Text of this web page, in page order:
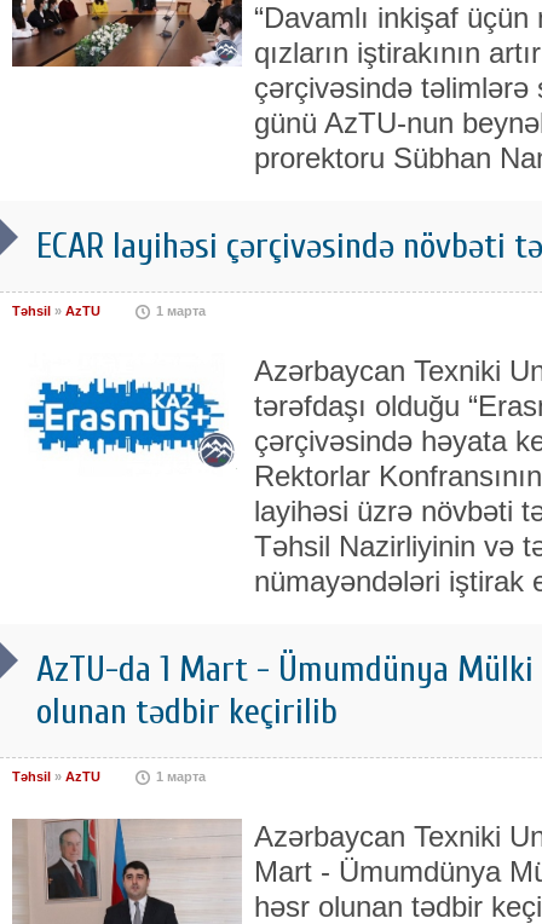
“Davamlı inkişaf
qızların iştirakının
çərçivəsində
günü AzTU-nun
prorektoru Sübhan
ECAR layihəsi çərçivəsində növbəti
Təhsil » AzTU 1 марта
Azərbaycan Texniki
tərəfdaşı olduğu
çərçivəsində həyata
Rektorlar
layihəsi üzrə növbəti
Təhsil Nazirliyinin və
nümayəndələri iştirak
AzTU-da 1 Mart - Ümumdünya
olunan tədbir keçirilib
Təhsil » AzTU 1 марта
Azərbaycan Texniki
Mart - Ümumdünya
həsr olunan tədbir